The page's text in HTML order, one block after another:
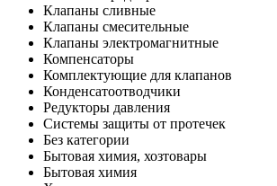
Клапаны сливные
Клапаны смесительные
Клапаны электромагнитные
Компенсаторы
Комплектующие для клапанов
Конденсатоотводчики
Редукторы давления
Системы защиты от протечек
Без категории
Бытовая химия, хозтовары
Бытовая химия